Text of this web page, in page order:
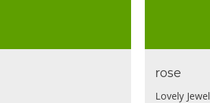
rose
Lovely Jewel